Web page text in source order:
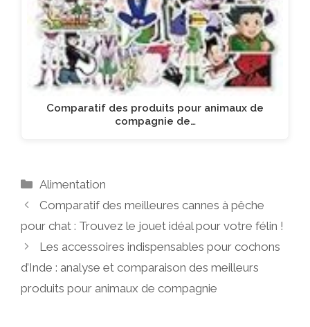
Comparatif des produits pour animaux de
compagnie de…
Catégories
Alimentation
Comparatif des meilleures cannes à pêche
pour chat : Trouvez le jouet idéal pour votre félin !
Les accessoires indispensables pour cochons
d’Inde : analyse et comparaison des meilleurs
produits pour animaux de compagnie